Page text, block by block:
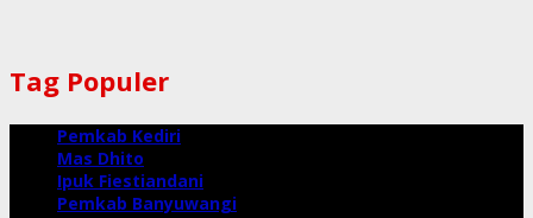
Tag Populer
Pemkab Kediri
Mas Dhito
Ipuk Fiestiandani
Pemkab Banyuwangi